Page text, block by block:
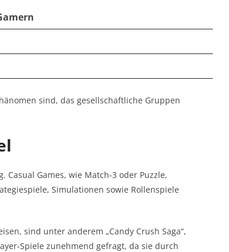
sind, das gesellschaftliche Gruppen
Games, wie Match-3 oder Puzzle,
Simulationen sowie Rollenspiele
sind unter anderem „Candy Crush Saga“,
Spiele zunehmend gefragt, da sie durch